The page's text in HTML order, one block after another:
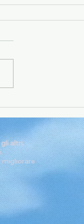
priorità
altri.
migliorare